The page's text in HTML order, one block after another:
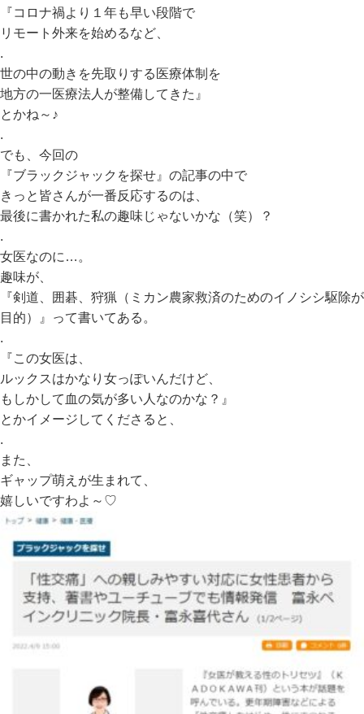
『コロナ禍より１年も早い段階で
リモート外来を始めるなど、
.
世の中の動きを先取りする医療体制を
地方の一医療法人が整備してきた』
とかね～♪
.
でも、今回の
『ブラックジャックを探せ』の記事の中で
きっと皆さんが一番反応するのは、
最後に書かれた私の趣味じゃないかな（笑）？
.
女医なのに…。
趣味が、
『剣道、囲碁、狩猟（ミカン農家救済のためのイノシシ駆除が
目的）』って書いてある。
.
『この女医は、
ルックスはかなり女っぽいんだけど、
もしかして血の気が多い人なのかな？』
とかイメージしてくださると、
.
また、
ギャップ萌えが生まれて、
嬉しいですわよ～♡